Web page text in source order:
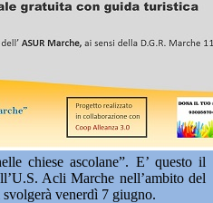
chiese ascolane”. E’ questo il
Acli Marche nell’ambito del
svolgerà venerdì 7 giugno.